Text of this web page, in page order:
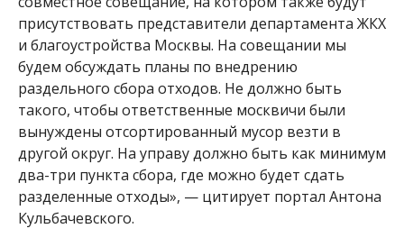
присутствовать представители департамента ЖКХ
и благоустройства Москвы. На совещании мы
будем обсуждать планы по внедрению
раздельного сбора отходов. Не должно быть
такого, чтобы ответственные москвичи были
вынуждены отсортированный мусор везти в
другой округ. На управу должно быть как минимум
два-три пункта сбора, где можно будет сдать
разделенные отходы», — цитирует портал Антона
Кульбачевского.